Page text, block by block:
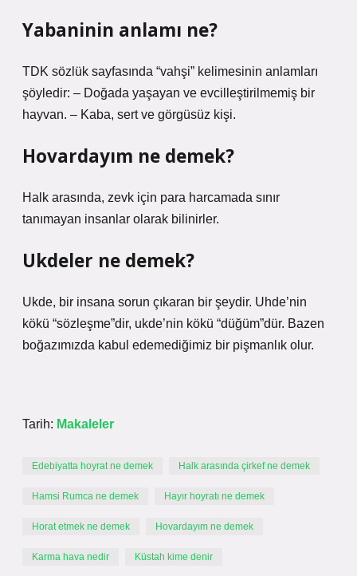
Yabaninin anlamı ne?
TDK sözlük sayfasında “vahşi” kelimesinin anlamları
şöyledir: – Doğada yaşayan ve evcilleştirilmemiş bir
hayvan. – Kaba, sert ve görgüsüz kişi.
Hovardayım ne demek?
Halk arasında, zevk için para harcamada sınır
tanımayan insanlar olarak bilinirler.
Ukdeler ne demek?
Ukde, bir insana sorun çıkaran bir şeydir. Uhde’nin
kökü “sözleşme”dir, ukde’nin kökü “düğüm”dür. Bazen
boğazımızda kabul edemediğimiz bir pişmanlık olur.
Tarih: Makaleler
Edebiyatta hoyrat ne demek Halk arasında çirkef ne demek
Hamsi Rumca ne demek Hayır hoyratı ne demek
Horat etmek ne demek Hovardayım ne demek
Karma hava nedir Küstah kime denir